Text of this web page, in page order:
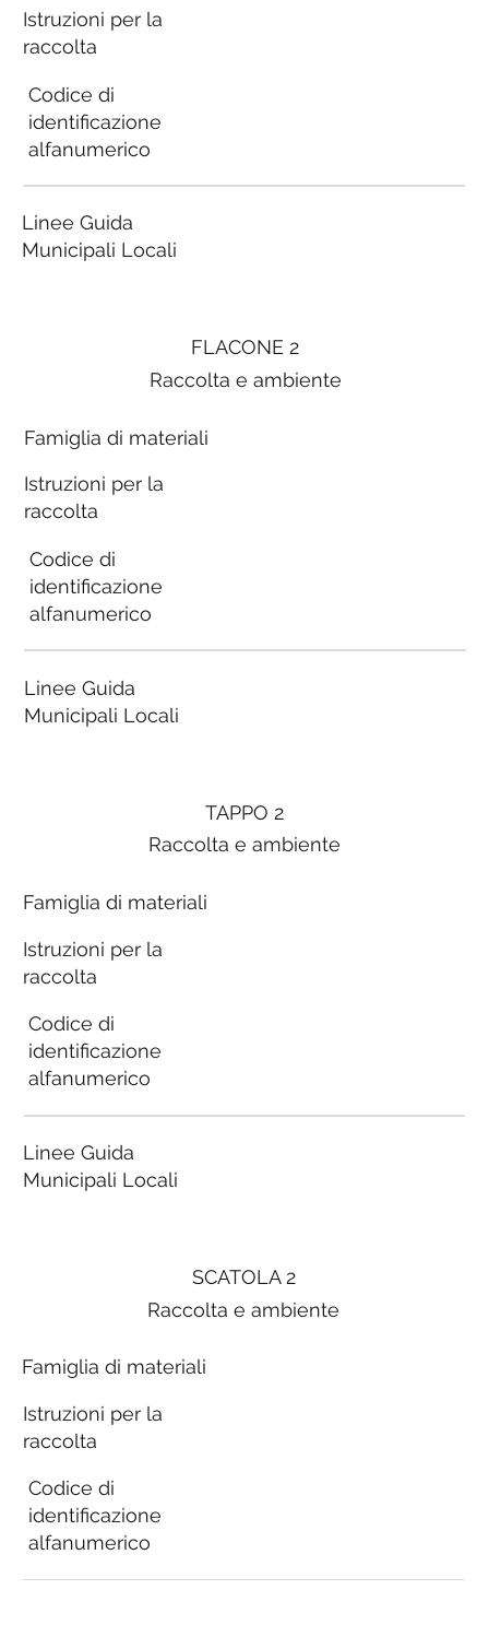
FLACONE 2
Raccolta e ambiente
Famiglia di materiali
Istruzioni per la
raccolta
Codice di
identificazione
alfanumerico
Linee Guida
Municipali Locali
SCATOLA 2
Raccolta e ambiente
Famiglia di materiali
Istruzioni per la
raccolta
Codice di
identificazione
alfanumerico
Istruzioni per la
raccolta
Codice di
identificazione
alfanumerico
Linee Guida
Municipali Locali
TAPPO 2
Raccolta e ambiente
Famiglia di materiali
Istruzioni per la
raccolta
Codice di
identificazione
alfanumerico
Linee Guida
Municipali Locali